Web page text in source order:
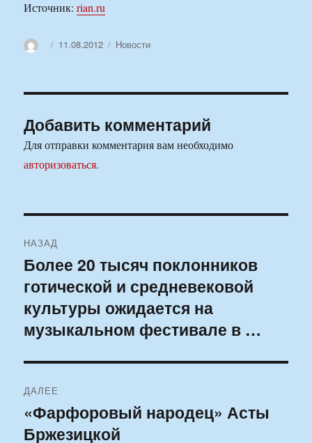
Источник:rian.ru
АвторОпубликовано
11.08.2012 Рубрики
Новости
Добавить комментарий
Для отправки комментария вам необходимо
авторизоваться.
по
записям
НАЗАД
Предыдущая
запись:
Более 20 тысяч поклонников
готической и средневековой
культуры ожидается на
музыкальном фестивале в …
ДАЛЕЕ
Следующая
запись:
«Фарфоровый народец» Асты
Бржезицкой